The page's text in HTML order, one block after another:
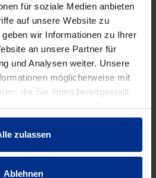
für soziale Medien anbieten
auf unsere Website zu
wir Informationen zu Ihrer
an unsere Partner für
und Analysen weiter. Unsere
möglicherweise mit
die Sie ihnen bereitgestellt
Ihrer Nutzung der Dienste
zulassen
Ablehnen
in Perg kommen